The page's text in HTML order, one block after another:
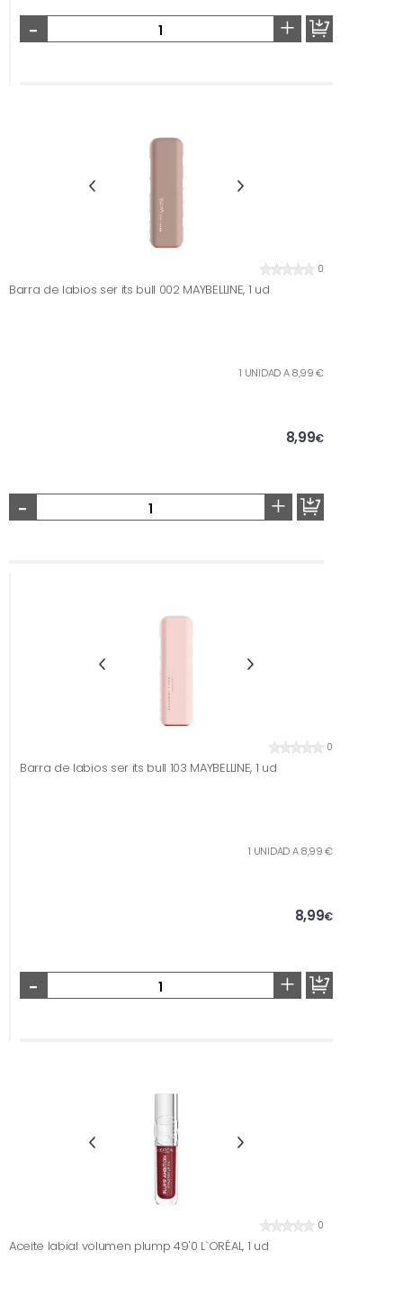
- +
0
Barra de labios ser its bull 002 MAYBELLINE, 1 ud
1 UNIDAD A 8,99 €
8,99€
- +
0
Barra de labios ser its bull 103 MAYBELLINE, 1 ud
1 UNIDAD A 8,99 €
8,99€
- +
0
Aceite labial volumen plump 49'0 L`ORÉAL, 1 ud